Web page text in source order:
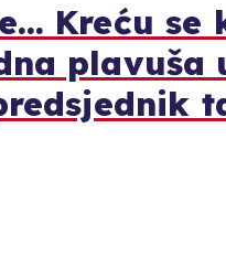
Kreću se
plavuša